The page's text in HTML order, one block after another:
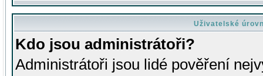
Uživatelské
Kdo jsou administrátoři?
Administrátoři jsou lidé pověření